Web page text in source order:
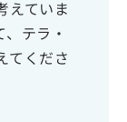
えていま
テラ・
てくださ